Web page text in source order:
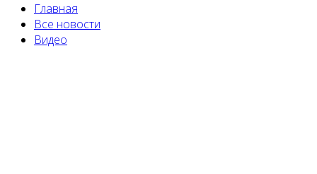
Главная
Все новости
Видео